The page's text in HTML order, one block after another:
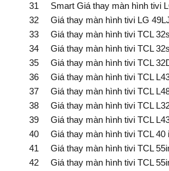
31 Smart Giá thay màn hình tivi LG
32 Giá thay màn hình tivi LG
33 Giá thay màn hình tivi TCL
34 Giá thay màn hình tivi TCL
35 Giá thay màn hình tivi TCL
36 Giá thay màn hình tivi TCL
37 Giá thay màn hình tivi TCL
38 Giá thay màn hình tivi TCL
39 Giá thay màn hình tivi TCL
40 Giá thay màn hình tivi TCL 40
41 Giá thay màn hình tivi TCL
42 Giá thay màn hình tivi TCL